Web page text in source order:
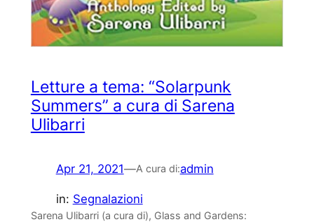
Letture a tema: “Solarpunk
Summers” a cura di Sarena
Ulibarri
Apr 21, 2021—A cura di:admin
in: Segnalazioni
Sarena Ulibarri (a cura di), Glass and Gardens: